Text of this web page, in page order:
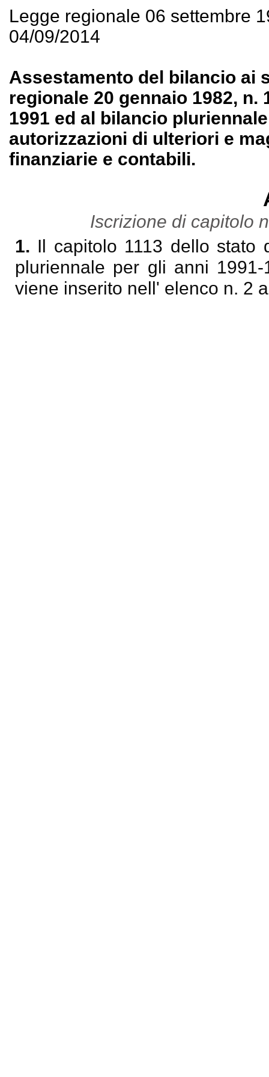
Legge regionale 06 settembre
04/09/2014
Assestamento del bilancio ai
regionale 20 gennaio 1982,
1991 ed al bilancio
autorizzazioni di ulteriori e
finanziarie e contabili.
Iscrizione di capitolo
1. Il capitolo 1113 dello stato
pluriennale per gli anni
viene inserito nell' elenco n. 2